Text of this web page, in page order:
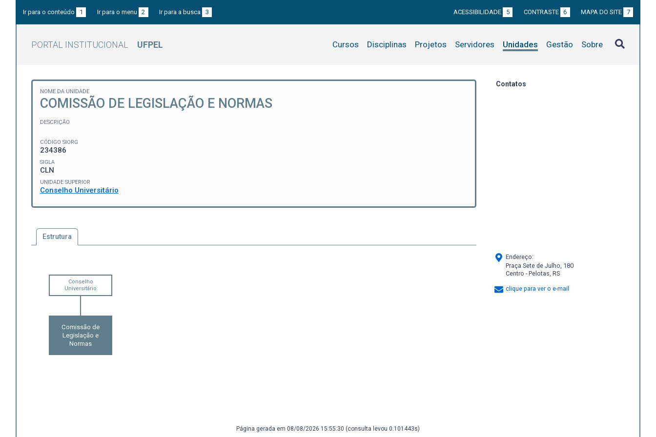
Ir para o conteúdo 1 Ir para o menu 2 Ir para a busca 3 ACESSIBILIDADE 5 CONTRASTE 6 MAPA DO SITE 7
PORTAL INSTITUCIONAL UFPEL Cursos Disciplinas Projetos Servidores Unidades Gestão Sobre
NOME DA UNIDADE
COMISSÃO DE LEGISLAÇÃO E NORMAS
DESCRIÇÃO
CÓDIGO SIORG
234386
SIGLA
CLN
UNIDADE SUPERIOR
Conselho Universitário
Estrutura
Conselho
Universitário
Comissão de
Legislação e
Normas
Contatos
Endereço:
Praça Sete de Julho, 180
Centro - Pelotas, RS
clique para ver o e-mail
Página gerada em 08/08/2026 15:55:30 (consulta levou 0.101443s)